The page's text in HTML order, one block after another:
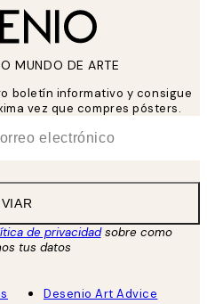
MUNDO DE ARTE
boletín informativo y consigue
vez que compres pósters.
de privacidadsobre como
tus datos
Desenio Art Advice